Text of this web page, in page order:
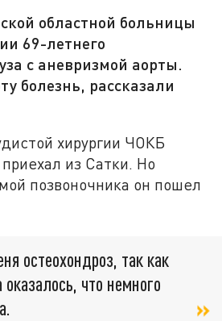
областной больницы
69-летнего
с аневризмой аорты.
болезнь, рассказали
хирургии ЧОКБ
из Сатки. Но
позвоночника он пошел
остеохондроз, так как
что немного